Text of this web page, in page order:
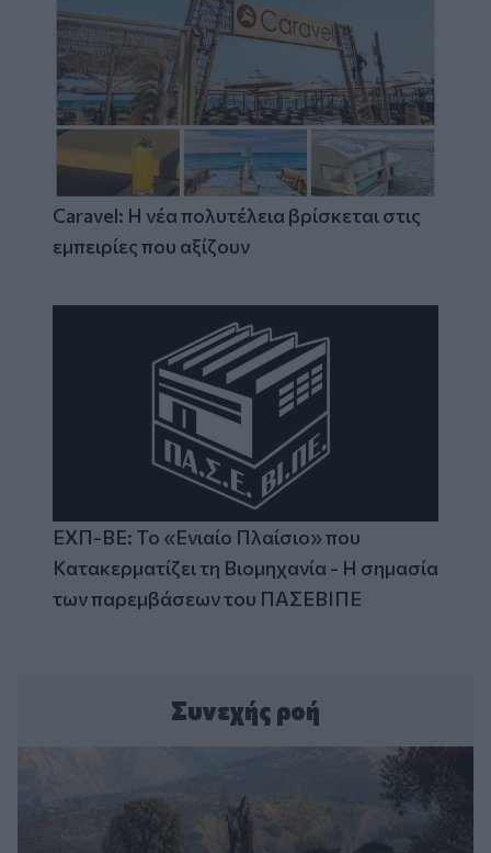
Caravel: Η νέα πολυτέλεια βρίσκεται στις
εμπειρίες που αξίζουν
ΕΧΠ-ΒΕ: Το «Ενιαίο Πλαίσιο» που
Κατακερματίζει τη Βιομηχανία - Η σημασία
των παρεμβάσεων του ΠΑΣΕΒΙΠΕ
Συνεχής ροή